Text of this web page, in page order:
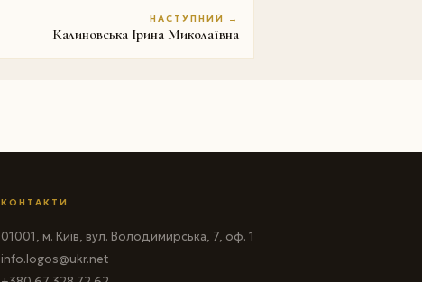
НАСТУПНИЙ →
Калиновська Ірина Миколаївна
КОНТАКТИ
01001, м. Київ, вул. Володимирська, 7, оф. 1
info.logos@ukr.net